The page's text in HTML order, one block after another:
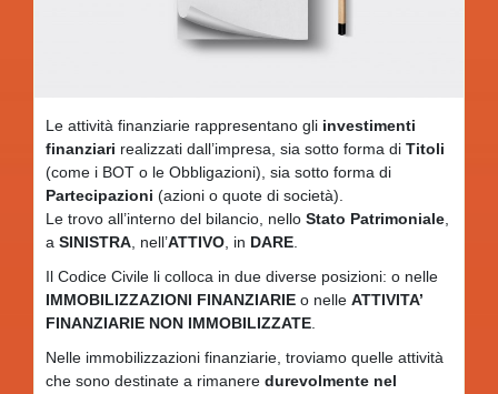
Le attività finanziarie rappresentano gli investimenti
finanziari realizzati dall’impresa, sia sotto forma di Titoli
(come i BOT o le Obbligazioni), sia sotto forma di
Partecipazioni (azioni o quote di società).
Le trovo all’interno del bilancio, nello Stato Patrimoniale
a SINISTRA , nell’ATTIVO , in DARE
Il Codice Civile li colloca in due diverse posizioni: o nelle
IMMOBILIZZAZIONI FINANZIARIE o nelle ATTIVITA’
FINANZIARIE NON IMMOBILIZZATE
Nelle immobilizzazioni finanziarie, troviamo quelle attività
che sono destinate a rimanere durevolmente nel